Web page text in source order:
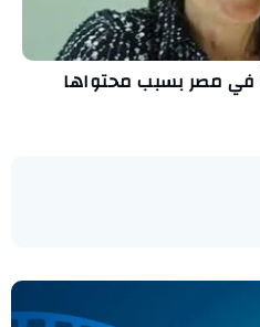
في مصر بسبب محتواها